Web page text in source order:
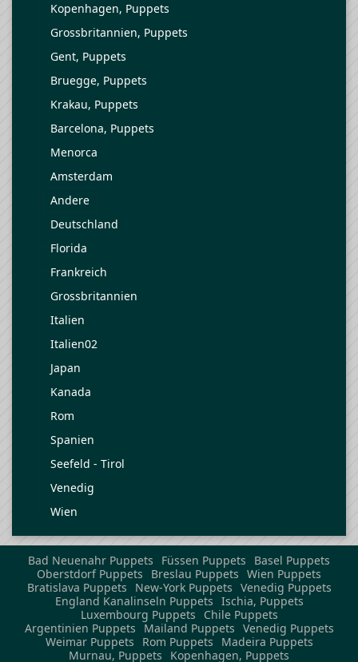
Kopenhagen, Puppets
Grossbritannien, Puppets
Gent, Puppets
Bruegge, Puppets
Krakau, Puppets
Barcelona, Puppets
Menorca
Amsterdam
Andere
Deutschland
Florida
Frankreich
Grossbritannien
Italien
Italien02
Japan
Kanada
Rom
Spanien
Seefeld - Tirol
Venedig
Wien
Bad Neuenahr Puppets Füssen Puppets
Basel Puppets
Oberstdorf Puppets
Breslau Puppets Wien Puppets
Bratislava Puppets
New-York Puppets Venedig Puppets
England Kanalinseln Puppets Ischia, Puppets
Luxembourg Puppets
Chile Puppets
Argentinien Puppets
Mailand Puppets Venedig Puppets
Weimar Puppets
Rom Puppets
Madeira Puppets
Murnau, Puppets
Kopenhagen, Puppets